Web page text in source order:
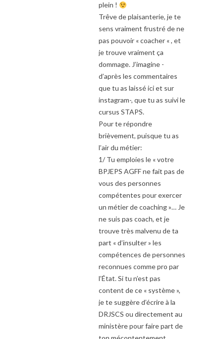
plein !
Trêve de plaisanterie, je te
sens vraiment frustré de ne
pas pouvoir « coacher « , et
je trouve vraiment ça
dommage. J’imagine -
d’après les commentaires
que tu as laissé ici et sur
instagram-, que tu as suivi le
cursus STAPS.
Pour te répondre
brièvement, puisque tu as
l’air du métier:
1/ Tu emploies le « votre
BPJEPS AGFF ne fait pas de
vous des personnes
compétentes pour exercer
un métier de coaching »… Je
ne suis pas coach, et je
trouve très malvenu de ta
part « d’insulter » les
compétences de personnes
reconnues comme pro par
l’État. Si tu n’est pas
content de ce « système »,
je te suggère d’écrire à la
DRJSCS ou directement au
ministère pour faire part de